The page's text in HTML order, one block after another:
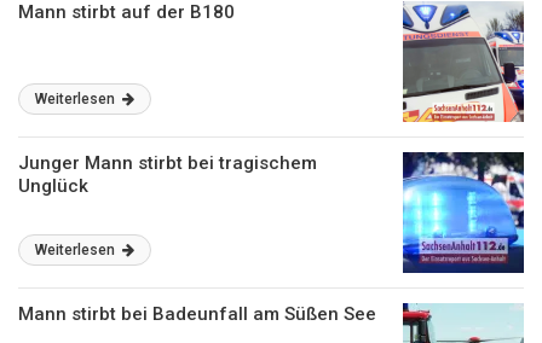
Mann stirbt auf der B180
Weiterlesen
Junger Mann stirbt bei tragischem
Unglück
Weiterlesen
Mann stirbt bei Badeunfall am Süßen See